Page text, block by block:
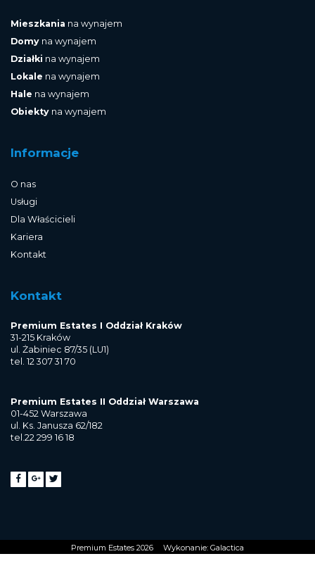
Mieszkania na wynajem
Domy na wynajem
Działki na wynajem
Lokale na wynajem
Hale na wynajem
Obiekty na wynajem
Informacje
O nas
Usługi
Dla Właścicieli
Kariera
Kontakt
Kontakt
Premium Estates I Oddział Kraków
31-215 Kraków
ul. Żabiniec 87/35 (LU1)
tel. 12 307 31 70
Premium Estates II Oddział Warszawa
01-452 Warszawa
ul. Ks. Janusza 62/182
tel.22 299 16 18
Premium Estates 2026 Wykonanie: Galactica